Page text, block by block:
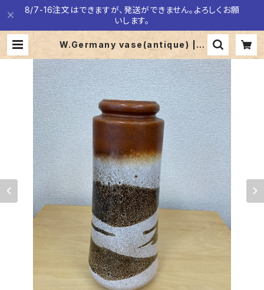
8/7-16注文はできますが、発送ができません。よろしくお願
いします。
W.Germany vase(antique) | L
チュール